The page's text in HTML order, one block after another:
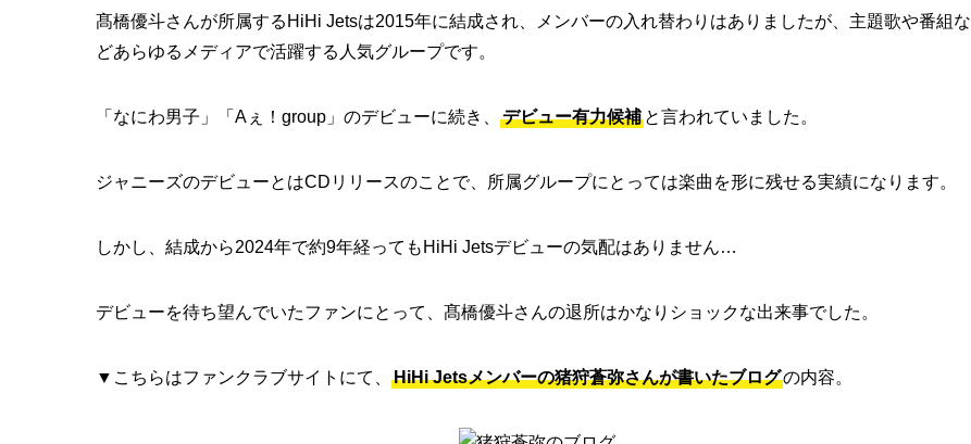
髙橋優斗さんが所属するHiHi Jetsは2015年に結成され、メンバーの入れ替わりはありましたが、主題歌や番組な
どあらゆるメディアで活躍する人気グループです。
「なにわ男子」「Aぇ！group」のデビューに続き、 デビュー有力候補 と言われていました。
ジャニーズのデビューとはCDリリースのことで、所属グループにとっては楽曲を形に残せる実績になります。
しかし、結成から2024年で約9年経ってもHiHi Jetsデビューの気配はありません…
デビューを待ち望んでいたファンにとって、髙橋優斗さんの退所はかなりショックな出来事でした。
▼こちらはファンクラブサイトにて、 HiHi Jetsメンバーの猪狩蒼弥さんが書いたブログの内容。